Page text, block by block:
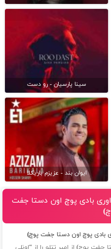
سینا پارسیان - رو دست
ایوان بند - عزیزم باریکلا
(اورى بادى پوچ اون دستا جفت
بادى پوچ اون دستا جفت پوچ)